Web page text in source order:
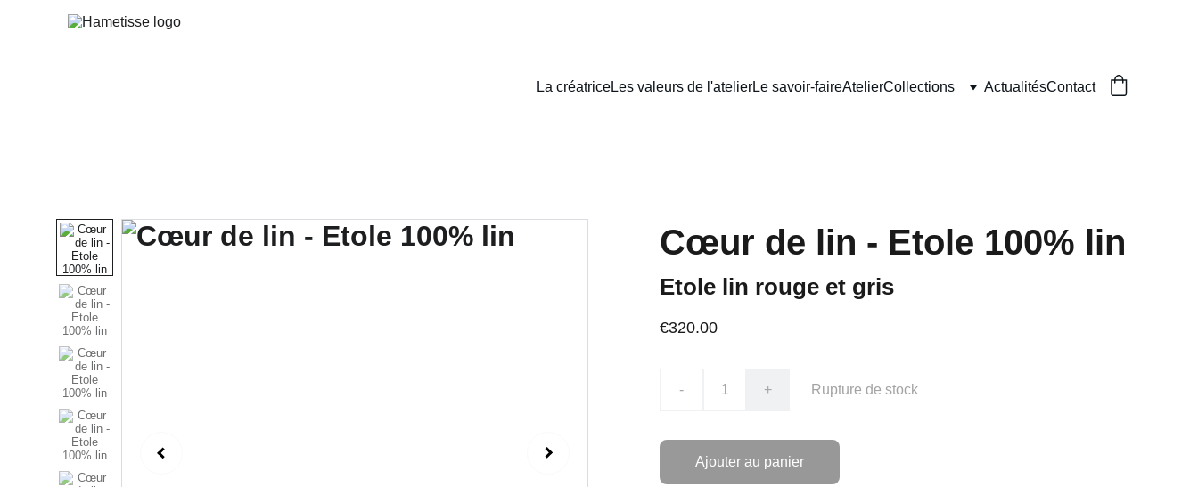
La créatriceLes valeurs de l'atelierLe savoir-faireAtelierCollections ActualitésContact
Cœur de lin - Etole 100% lin
Etole lin rouge et gris
€320.00
- + Rupture de stock
Ajouter au panier